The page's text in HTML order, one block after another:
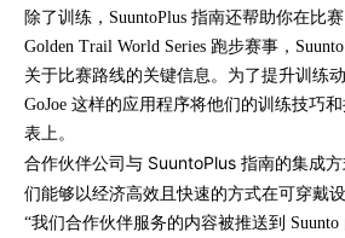
除了训练，SuuntoPlus 指南还帮助你在比
Golden Trail World Series 跑步赛事，
关于比赛路线的关键信息。为了提升训练
GoJoe 这样的应用程序将他们的训练技巧
表上。
合作伙伴公司与 SuuntoPlus 指南的集成
们能够以经济高效且快速的方式在可穿戴设
“我们合作伙伴服务的内容被推送到